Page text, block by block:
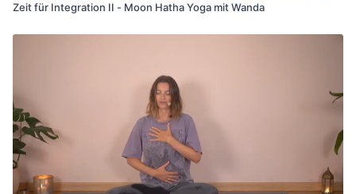
Zeit für Integration II - Moon Hatha Yoga mit Wanda